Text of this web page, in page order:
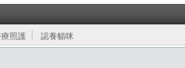
照護 認養貓咪